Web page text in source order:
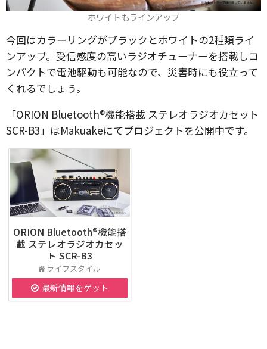
ホワイトもラインアップ
今回はカラーリングがブラックとホワイトの2種類ライ
ンアップ。受信感度の高いラジオチューナーを搭載しコ
ンパクトで電池駆動も可能なので、災害時にも役立って
くれるでしょう。
「ORION Bluetooth®機能搭載 ステレオラジオカセット
SCR-B3」はMakuakeにてプロジェクトを公開中です。
ORION Bluetooth®機能搭
載 ステレオラジオカセッ
ト SCR-B3
ライフスタイル
最新情報をゲット